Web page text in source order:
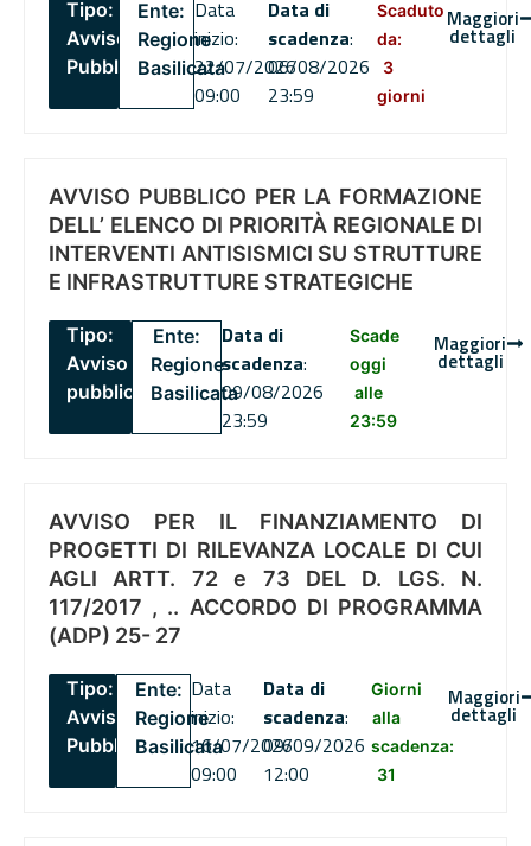
Tipo:
Avviso
Pubblico
Ente:
Regione
Basilicata
Data
inizio:
22/07/2026
09:00
Data di
scadenza:
06/08/2026
23:59
Scaduto
da:
3
giorni
Maggiori
dettagli
AVVISO PUBBLICO PER LA FORMAZIONE
DELL’ ELENCO DI PRIORITÀ REGIONALE DI
INTERVENTI ANTISISMICI SU STRUTTURE
E INFRASTRUTTURE STRATEGICHE
Tipo:
Avviso
pubblico
Ente:
Regione
Basilicata
Data di
scadenza:
09/08/2026
23:59
Scade
oggi
alle
23:59
Maggiori
dettagli
AVVISO PER IL FINANZIAMENTO DI
PROGETTI DI RILEVANZA LOCALE DI CUI
AGLI ARTT. 72 e 73 DEL D. LGS. N.
117/2017 , .. ACCORDO DI PROGRAMMA
(ADP) 25- 27
Tipo:
Avviso
Pubblico
Ente:
Regione
Basilicata
Data
inizio:
16/07/2026
09:00
Data di
scadenza:
09/09/2026
12:00
Giorni
alla
scadenza:
31
Maggiori
dettagli